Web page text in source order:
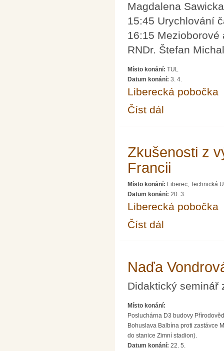
Magdalena
15:45 Urychlování
16:15
RNDr. Štefan
Místo konání: TUL
Datum konání: 3. 4.
Liberecká pobočka
Číst dál
Zkušenosti z
Francii
Místo konání: Liberec, Technická
Datum konání: 20. 3.
Liberecká pobočka
Číst dál
Naďa
Didaktický seminář
Místo konání:
Posluchárna D3 budovy
Bohuslava Balbína proti zastávce
do stanice Zimní stadion).
Datum konání: 22. 5.